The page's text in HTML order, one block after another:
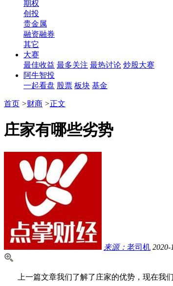
期权
创投
贵金属
融资融券
其它
大赛
最佳收益 最多关注 最热讨论 炒股大赛
阿牛智投
一起看盘 股票 板块 基金
首页 >财商 >正文
庄家有哪些劣势
来源： 老司机 2020-
上一篇文章我们了解了庄家的优势，现在我